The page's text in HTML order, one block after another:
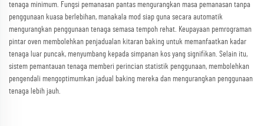
tenaga minimum. Fungsi pemanasan pantas mengurangkan masa pemanasan tanpa
penggunaan kuasa berlebihan, manakala mod siap guna secara automatik
mengurangkan penggunaan tenaga semasa tempoh rehat. Keupayaan pemrograman
pintar oven membolehkan penjadualan kitaran baking untuk memanfaatkan kadar
tenaga luar puncak, menyumbang kepada simpanan kos yang signifikan. Selain itu,
sistem pemantauan tenaga memberi perincian statistik penggunaan, membolehkan
pengendali mengoptimumkan jadual baking mereka dan mengurangkan penggunaan
tenaga lebih jauh.